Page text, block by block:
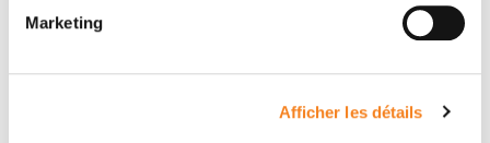
Marketing
Afficher les détails
MARGUERON
Chargé de recherche
Inserm